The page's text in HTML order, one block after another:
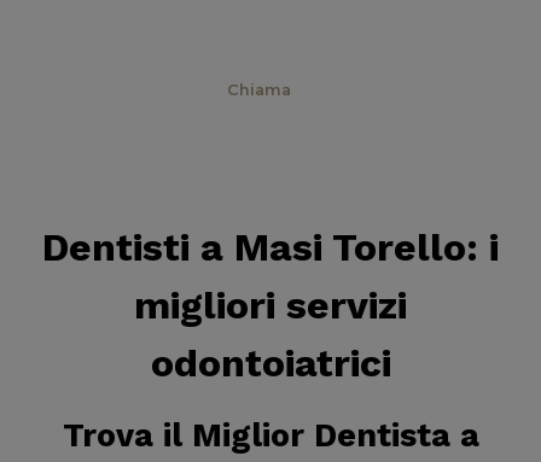
Chiama
Dentisti a Masi Torello: i
migliori servizi
odontoiatrici
Trova il Miglior Dentista a